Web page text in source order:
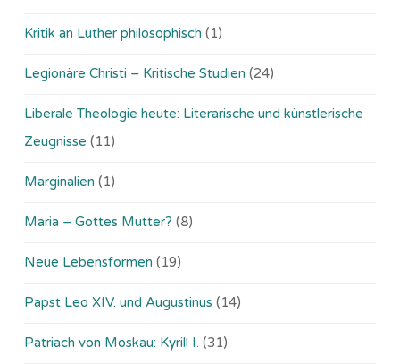
Kritik an Luther philosophisch (1)
Legionäre Christi – Kritische Studien (24)
Liberale Theologie heute: Literarische und künstlerische
Zeugnisse (11)
Marginalien (1)
Maria – Gottes Mutter? (8)
Neue Lebensformen (19)
Papst Leo XIV. und Augustinus (14)
Patriach von Moskau: Kyrill I. (31)